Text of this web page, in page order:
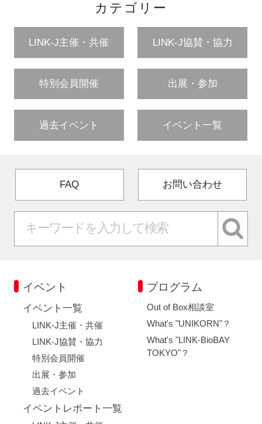
カテゴリー
LINK-J主催・共催 LINK-J協賛・協力
特別会員開催 出展・参加
過去イベント イベント一覧
FAQ お問い合わせ
イベント
イベント一覧
LINK-J主催・共催
LINK-J協賛・協力
特別会員開催
出展・参加
過去イベント
イベントレポート一覧
プログラム
Out of Box相談室
What's "UNIKORN"？
What's "LINK-BioBAY
TOKYO"？